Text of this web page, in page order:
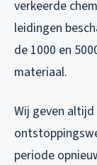
verkeerde
leidingen
de 1000 en
materiaal.
Wij geven
periode